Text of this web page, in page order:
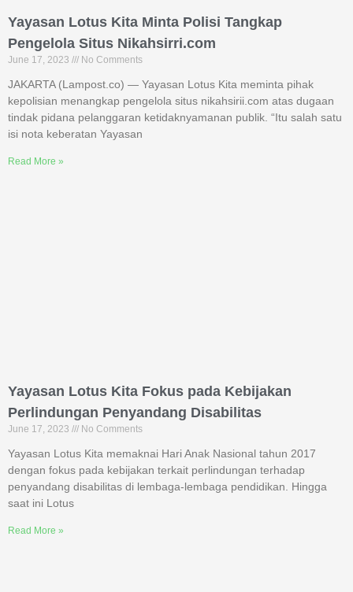
Yayasan Lotus Kita Minta Polisi Tangkap
Pengelola Situs Nikahsirri.com
June 17, 2023 No Comments
JAKARTA (Lampost.co) — Yayasan Lotus Kita meminta pihak
kepolisian menangkap pengelola situs nikahsirii.com atas dugaan
tindak pidana pelanggaran ketidaknyamanan publik. “Itu salah satu
isi nota keberatan Yayasan
Read More »
Yayasan Lotus Kita Fokus pada Kebijakan
Perlindungan Penyandang Disabilitas
June 17, 2023 No Comments
Yayasan Lotus Kita memaknai Hari Anak Nasional tahun 2017
dengan fokus pada kebijakan terkait perlindungan terhadap
penyandang disabilitas di lembaga-lembaga pendidikan. Hingga
saat ini Lotus
Read More »